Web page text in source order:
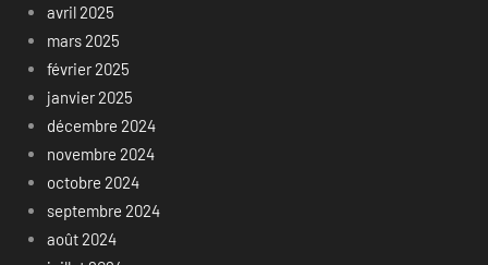
avril 2025
mars 2025
février 2025
janvier 2025
décembre 2024
novembre 2024
octobre 2024
septembre 2024
août 2024